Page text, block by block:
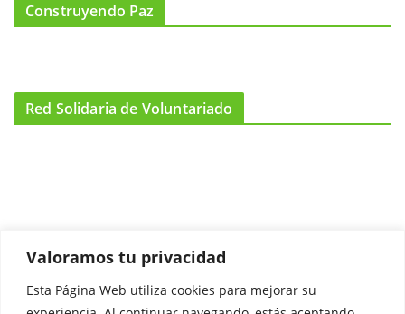
Valoramos tu privacidad
Esta Página Web utiliza cookies para mejorar su
Construyendo Paz
Red Solidaria de Voluntariado
Promociónate